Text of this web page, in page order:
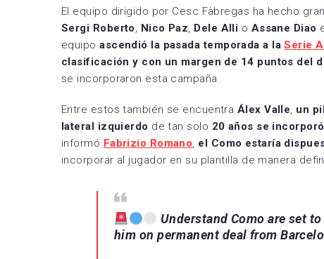
El equipo dirigido por Cesc Fàbregas ha hecho
Sergi Roberto, Nico Paz, Dele Alli o Assane Diao
equipoascendió la pasada temporada a laSerie A
clasificación y con un margen de 14 puntos del
se incorporaron esta campaña.
Entre estos también se encuentra Álex Valle, un
lateral izquierdo de tan solo 20 años se
informó Fabrizio Romano, el Como estaría
incorporar al jugador en su plantilla de manera
Understand Como are set
him on permanent deal from